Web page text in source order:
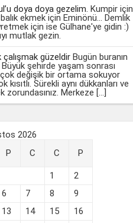
doya doya gezelim. Kumpir için
ekmek için Eminönü... Demlik
için ise Gülhane'ye gidin :)
mutlak gezin.
çalışmak güzeldir Bugün buranın
şehirde yaşam sonrası
değişik bir ortama sokuyor
kısıtlı. Sürekli aynı dükkanları ve
zorundasınız. Merkeze […]
2026
P C C P
1
2
6 7 8
9
13 14 15
16